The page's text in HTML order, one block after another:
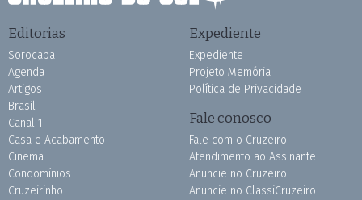
Editorias
Sorocaba
Agenda
Artigos
Brasil
Canal 1
Casa e Acabamento
Cinema
Condomínios
Cruzeirinho
Expediente
Expediente
Projeto Memória
Política de Privacidade
Fale conosco
Fale com o Cruzeiro
Atendimento ao Assinante
Anuncie no Cruzeiro
Anuncie no ClassiCruzeiro